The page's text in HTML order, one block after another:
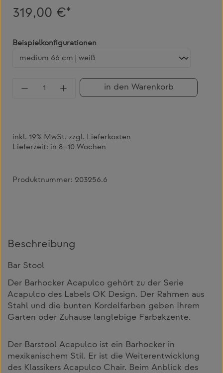
319,00 €*
Beispielkonfigurationen
Produkt Anzahl: Gib den gewünschten
in den Warenkorb
inkl. 19% MwSt. zzgl. Lieferkosten
Lieferzeit: in 8–10 Wochen
Produktnummer: 203256.6
Beschreibung
Bar Stool
Der Barhocker Acapulco gehört zu der Serie
Acapulco des Labels OK Design. Der Rahmen aus
Stahl und die bunten Kordelfarben geben Ihrem
Garten oder Zuhause langlebige Farbakzente.
Der Barstool Acapulco ist ein Barhocker in
mexikanischem Stil. Er ist die Weiterentwicklung
des Klassikers Acapulco Chair. Beim Anblick des